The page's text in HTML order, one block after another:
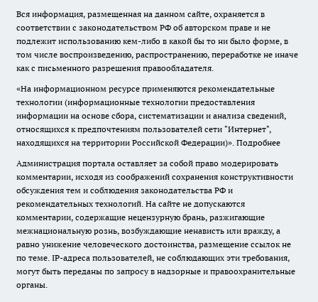
Вся информация, размещенная на данном сайте, охраняется в
соответствии с законодательством РФ об авторском праве и не
подлежит использованию кем-либо в какой бы то ни было форме, в
том числе воспроизведению, распространению, переработке не иначе
как с письменного разрешения правообладателя.
«На информационном ресурсе применяются рекомендательные
технологии (информационные технологии предоставления
информации на основе сбора, систематизации и анализа сведений,
относящихся к предпочтениям пользователей сети "Интернет",
находящихся на территории Российской Федерации)». Подробнее
Администрация портала оставляет за собой право модерировать
комментарии, исходя из соображений сохранения конструктивности
обсуждения тем и соблюдения законодательства РФ и
рекомендательных технологий. На сайте не допускаются
комментарии, содержащие нецензурную брань, разжигающие
межнациональную рознь, возбуждающие ненависть или вражду, а
равно унижение человеческого достоинства, размещение ссылок не
по теме. IP-адреса пользователей, не соблюдающих эти требования,
могут быть переданы по запросу в надзорные и правоохранительные
органы.